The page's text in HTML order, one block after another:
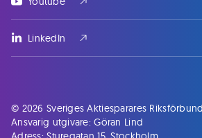
LinkedIn
© 2026 Sveriges Aktiesparares Riksförbund
Ansvarig utgivare: Göran Lind